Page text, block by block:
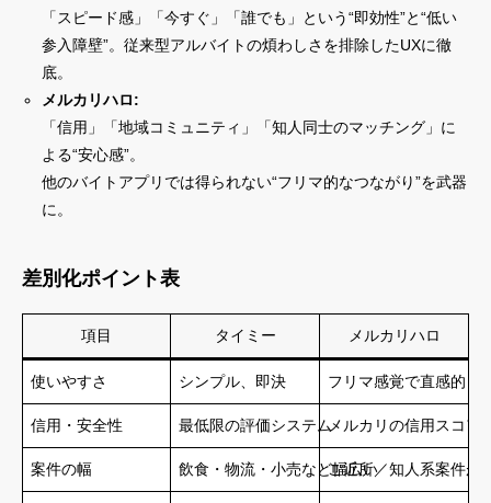
「スピード感」「今すぐ」「誰でも」という“即効性”と“低い
参入障壁”。従来型アルバイトの煩わしさを排除したUXに徹
底。
メルカリハロ:
「信用」「地域コミュニティ」「知人同士のマッチング」に
よる“安心感”。
他のバイトアプリでは得られない“フリマ的なつながり”を武器
に。
差別化ポイント表
項目 タイミー メルカリハロ
使いやすさ シンプル、即決 フリマ感覚で直感的
信用・安全性 最低限の評価システムメルカリの信用スコア
案件の幅 飲食・物流・小売など幅広いご近所／知人系案件が